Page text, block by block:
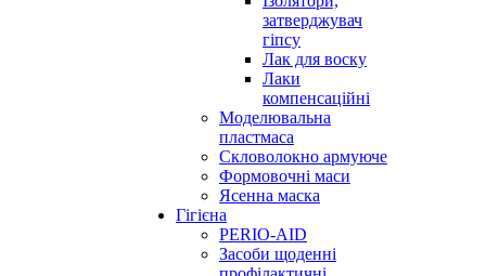
затверджувач
гіпсу
Лак для воску
Лаки
компенсаційні
Моделювальна
пластмаса
Скловолокно армуюче
Формовочні маси
Ясенна маска
Гігієна
PERIO-AID
Засоби щоденні